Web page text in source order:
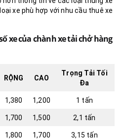
xe phù hợp với nhu cầu thuê xe
xe của chành xe tải chở hàng
RỘNG CAO
Trọng Tải Tối
Đa
1,380 1,200 1 tấn
1,700 1,500 2,1 tấn
1,800 1,700 3,15 tấn